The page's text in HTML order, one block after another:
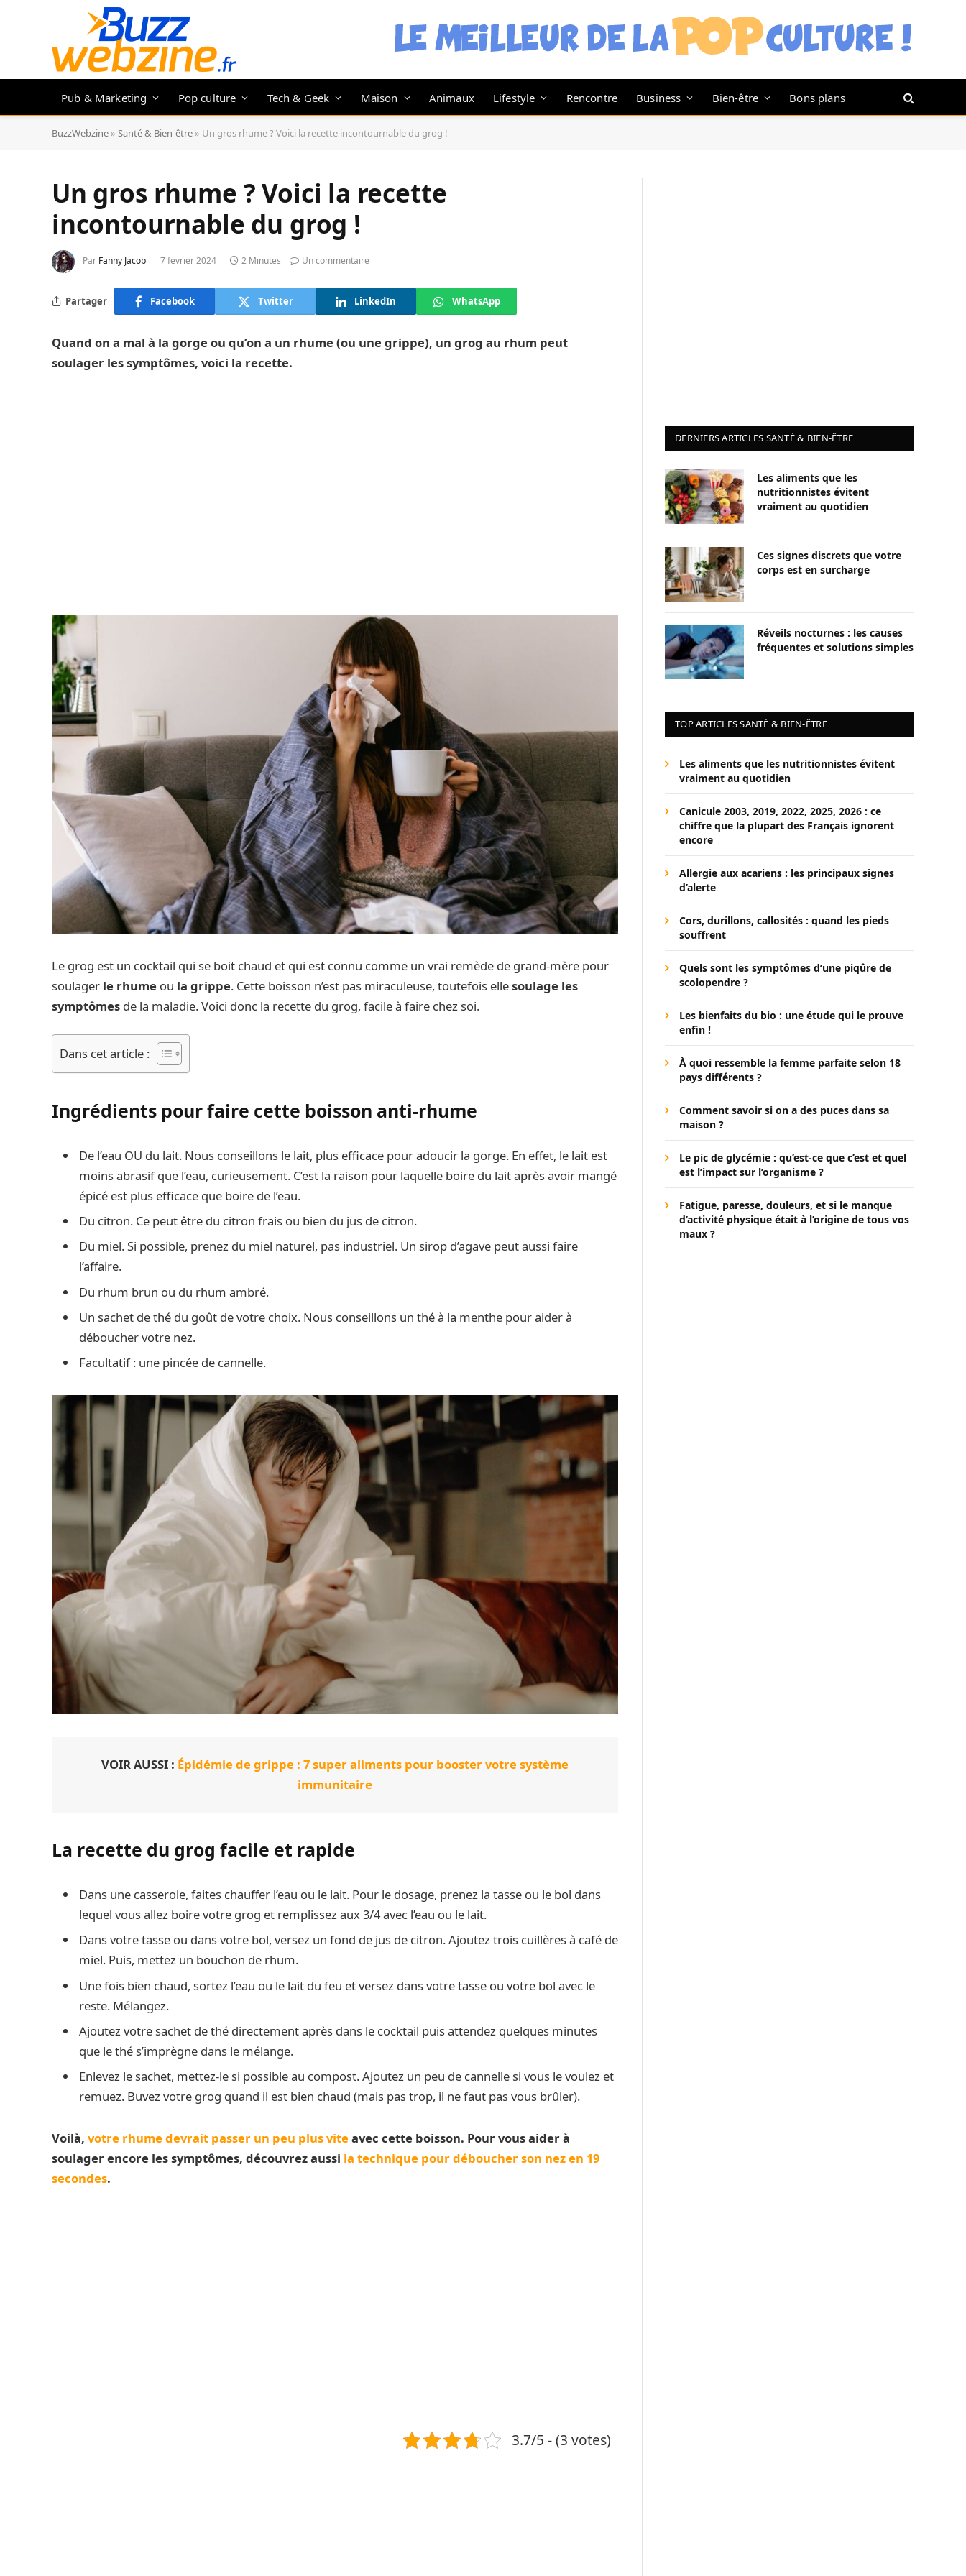
Pub & Marketing Pop culture Tech & Geek Maison Animaux Lifestyle Rencontre Business Bien-être Bons plans
BuzzWebzine » Santé & Bien-être » Un gros rhume ? Voici la recette incontournable du grog !
Un gros rhume ? Voici la recette
incontournable du grog !
Par Fanny Jacob 7 février 2024 2 Minutes Un commentaire
Partager Facebook Twitter LinkedIn WhatsApp
Quand on a mal à la gorge ou qu’on a un rhume (ou une grippe), un grog au rhum peut
soulager les symptômes, voici la recette.
Le grog est un cocktail qui se boit chaud et qui est connu comme un vrai remède de grand-mère pour
soulager le rhume ou la grippe. Cette boisson n’est pas miraculeuse, toutefois ellesoulage les
symptômes de la maladie. Voici donc la recette du grog, facile à faire chez soi.
Dans cet article :
Ingrédients pour faire cette boisson anti-rhume
De l’eau OU du lait. Nous conseillons le lait, plus efficace pour adoucir la gorge. En effet, le lait est
moins abrasif que l’eau, curieusement. C’est la raison pour laquelle boire du lait après avoir mangé
épicé est plus efficace que boire de l’eau.
Du citron. Ce peut être du citron frais ou bien du jus de citron.
Du miel. Si possible, prenez du miel naturel, pas industriel. Un sirop d’agave peut aussi faire
l’affaire.
Du rhum brun ou du rhum ambré.
Un sachet de thé du goût de votre choix. Nous conseillons un thé à la menthe pour aider à
déboucher votre nez.
Facultatif : une pincée de cannelle.
VOIR AUSSI : Épidémie de grippe : 7 super aliments pour booster votre système
immunitaire
La recette du grog facile et rapide
Dans une casserole, faites chauffer l’eau ou le lait. Pour le dosage, prenez la tasse ou le bol dans
lequel vous allez boire votre grog et remplissez aux 3/4 avec l’eau ou le lait.
Dans votre tasse ou dans votre bol, versez un fond de jus de citron. Ajoutez trois cuillères à café de
miel. Puis, mettez un bouchon de rhum.
Une fois bien chaud, sortez l’eau ou le lait du feu et versez dans votre tasse ou votre bol avec le
reste. Mélangez.
Ajoutez votre sachet de thé directement après dans le cocktail puis attendez quelques minutes
que le thé s’imprègne dans le mélange.
Enlevez le sachet, mettez-le si possible au compost. Ajoutez un peu de cannelle si vous le voulez et
remuez. Buvez votre grog quand il est bien chaud (mais pas trop, il ne faut pas vous brûler).
Voilà, votre rhume devrait passer un peu plus viteavec cette boisson. Pour vous aider à
soulager encore les symptômes, découvrez aussi la technique pour déboucher son nez en 19
secondes.
3.7/5 - (3 votes)
DERNIERS ARTICLES SANTÉ & BIEN-ÊTRE
Les aliments que les
nutritionnistes évitent
vraiment au quotidien
Ces signes discrets que votre
corps est en surcharge
Réveils nocturnes : les causes
fréquentes et solutions simples
TOP ARTICLES SANTÉ & BIEN-ÊTRE
Les aliments que les nutritionnistes évitent
vraiment au quotidien
Canicule 2003, 2019, 2022, 2025, 2026 : ce
chiffre que la plupart des Français ignorent
encore
Allergie aux acariens : les principaux signes
d’alerte
Cors, durillons, callosités : quand les pieds
souffrent
Quels sont les symptômes d’une piqûre de
scolopendre ?
Les bienfaits du bio : une étude qui le prouve
enfin !
À quoi ressemble la femme parfaite selon 18
pays différents ?
Comment savoir si on a des puces dans sa
maison ?
Le pic de glycémie : qu’est-ce que c’est et quel
est l’impact sur l’organisme ?
Fatigue, paresse, douleurs, et si le manque
d’activité physique était à l’origine de tous vos
maux ?